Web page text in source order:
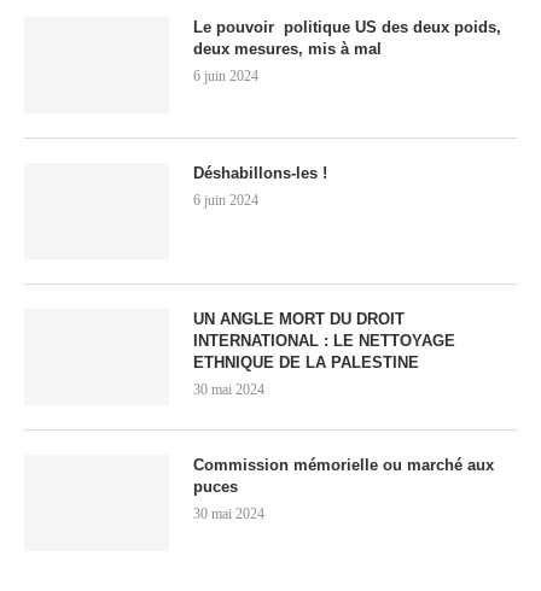
Le pouvoir politique US des deux poids,
deux mesures, mis à mal
6 juin 2024
Déshabillons-les !
6 juin 2024
UN ANGLE MORT DU DROIT
INTERNATIONAL : LE NETTOYAGE
ETHNIQUE DE LA PALESTINE
30 mai 2024
Commission mémorielle ou marché aux
puces
30 mai 2024